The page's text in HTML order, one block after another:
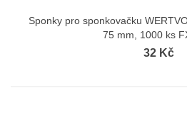
Sponky pro sponkovačku
75 mm, 1000 ks
32 Kč